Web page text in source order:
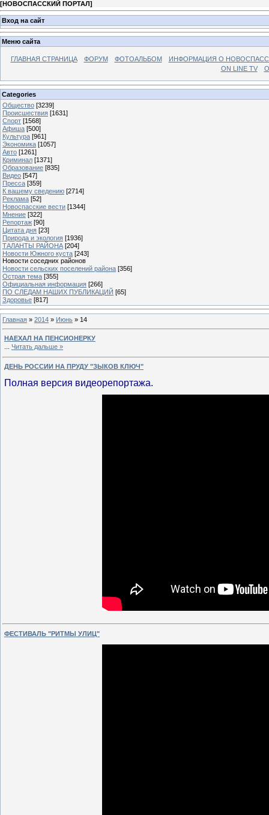
[НОВОСПАССКИЙ ПОРТАЛ]
Вход на сайт
Меню сайта
ГЛАВНАЯ СТРАНИЦА ФОРУМ ФОТОАЛЬБОМ
ИНФОРМАЦИЯ О
ON LINE TV
Categories
Общество [3239]
Происшествия [1631]
Спорт [1568]
Афиша [500]
Культура [961]
Экономика [1057]
Авто [1261]
Криминал [1371]
Образование [835]
Видео [547]
Пресса [359]
К вашему сведению [2714]
Реклама [52]
Новоспасские вести [1344]
Мнение [322]
Репортаж [90]
Цитата дня [23]
Природа и экология [1936]
ТАЛАНТЫ РАЙОНА [204]
Новости Южного куста [243]
Новости соседних районов
Новости сельских поселений района [356]
Острая тема [355]
Официальная информация [266]
ПО СЛЕДАМ НАШИХ ПУБЛИКАЦИЙ [65]
Здоровье [817]
Главная » 2014 » Июнь » 14
НАЕХАЛ НА ПЕНСИОНЕРКУ
Читать дальше »
ДЕНЬ РОССИИ НА ПРУДУ "ЗЫКОВ КЛЮЧ"
Полная версия видеорепортажа.
ФЕСТИВАЛЬ "РИТМЫ УЛИЦ"